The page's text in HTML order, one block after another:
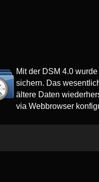
Mit der DSM 4.0
sichern. Das
ältere Daten
via Webbrowser